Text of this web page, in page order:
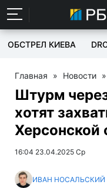
ОБСТРЕЛ КИЕВА
Главная » Новости »
Штурм
хотят
Херсонской
16:04 23.04.2025 Ср
ИВАН НОСАЛЬСКИЙ